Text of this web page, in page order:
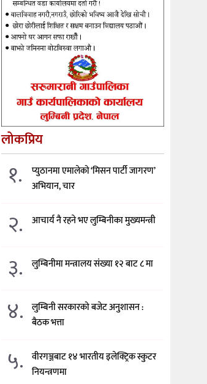
लोकप्रिय
१.
प्युठानमा एमालेको ‘मिसन पार्टी जागरण’
अभियान, चार
२. आचार्य नै रहने भए लुम्बिनीका मुख्यमन्त्री
३. लुम्बिनीमा मन्त्रालय संख्या १२ बाट ८ मा
४.
लुम्बिनी सरकारको बजेट अनुशासन :
बैठक भत्ता
५.
वीरगञ्जबाट १४ भारतीय इलेक्ट्रिक स्कुटर
नियन्त्रणमा